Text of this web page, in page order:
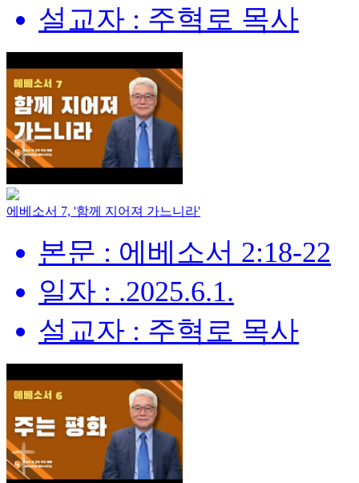
설교자 : 주혁로 목사
에베소서 7, '함께 지어져 가느니라'
본문 : 에베소서 2:18-22
일자 : .2025.6.1.
설교자 : 주혁로 목사